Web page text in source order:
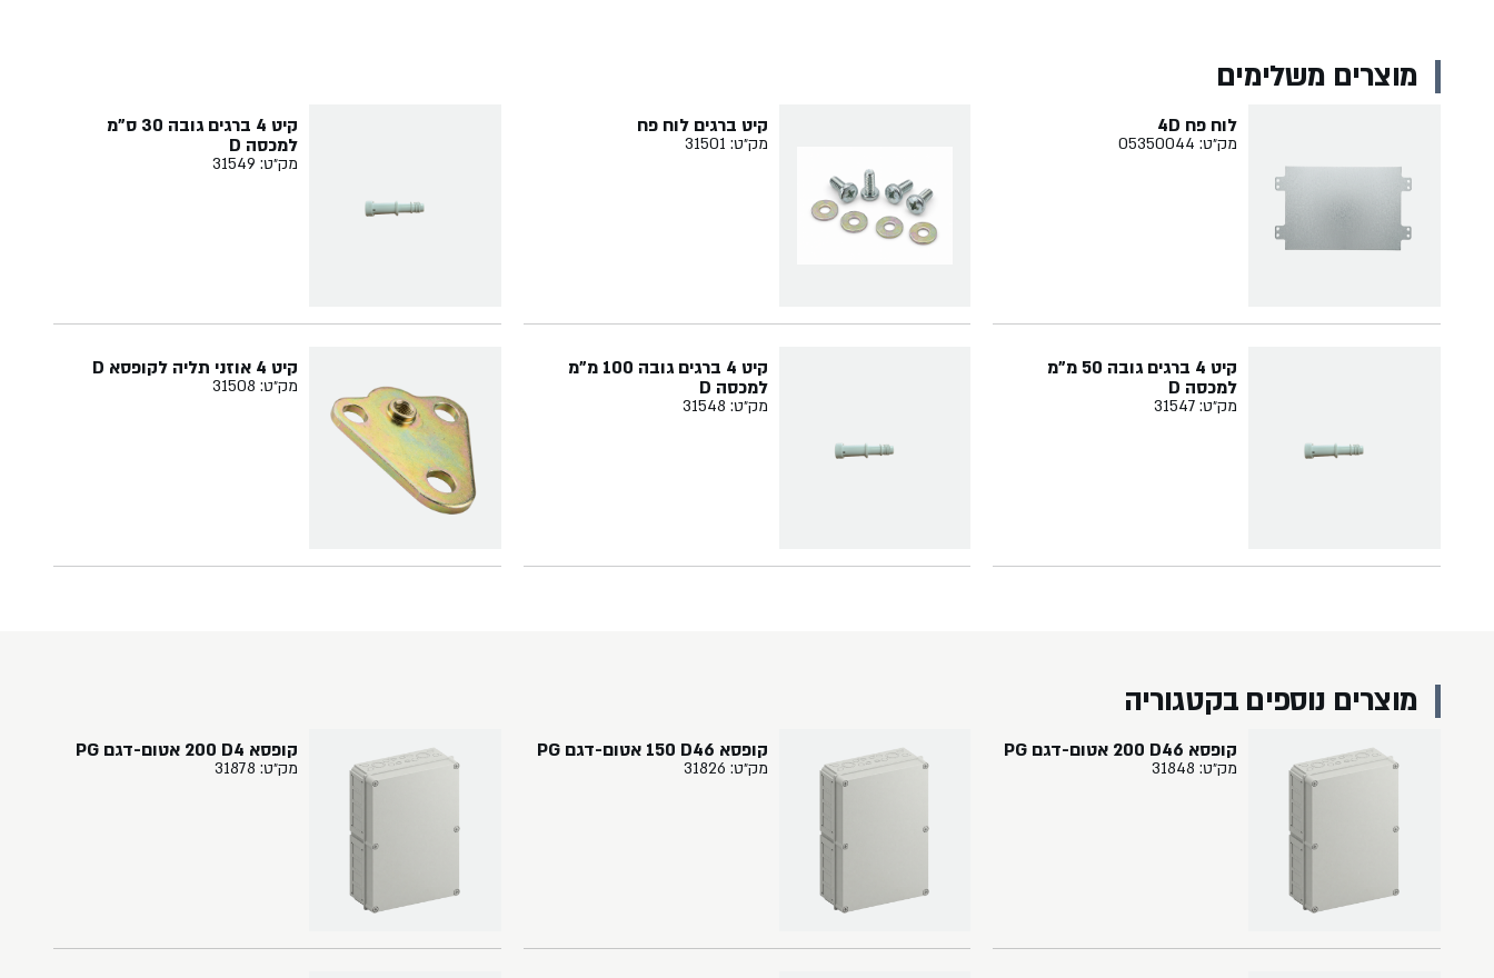
מוצרים משלימים
לוח פח 4D
מק״ט: 05350044
קיט ברגים לוח פח
מק״ט: 31501
קיט 4 ברגים גובה 30 ס"מ
למכסה D
מק״ט: 31549
קיט 4 ברגים גובה 50 מ"מ
למכסה D
מק״ט: 31547
קיט 4 ברגים גובה 100 מ"מ
למכסה D
מק״ט: 31548
קיט 4 אוזני תליה לקופסא D
מק״ט: 31508
מוצרים נוספים בקטגוריה
קופסא ‏46‏D‏ ‏200 אטום-דגם PG
מק״ט: 31848
קופסא ‏46‏D‏ ‏150‏ אטום-דגם PG
מק״ט: 31826
קופסא ‏4‏D‏ ‏200 אטום-דגם ‏PG
מק״ט: 31878